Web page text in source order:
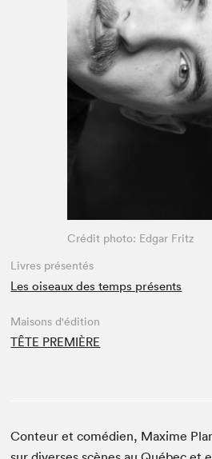
Espace enseignant·e·s
Espace pro
Crédit photo: Edgar Fritz
Livres présentés
Les oiseaux des temps présents
Maisons d'édition
TÊTE PREMIÈRE
Conteur et comédien, Maxime